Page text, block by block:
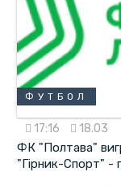
ФУТБОЛ
17:16 18.03
ФК "Полтава"
"Гірник-Спорт" -